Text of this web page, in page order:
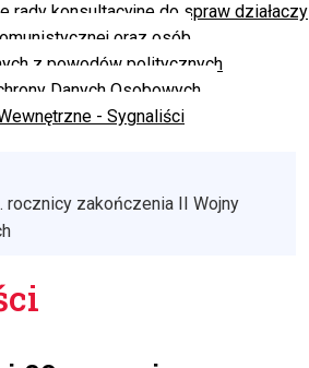
rady konsultacyjne do spraw działaczy
oraz osób
z powodów politycznych
Danych Osobowych
- Sygnaliści
rocznicy zakończenia II Wojny